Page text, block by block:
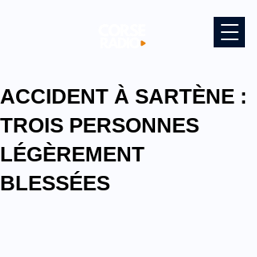
ACCIDENT À SARTÈNE :
TROIS PERSONNES
LÉGÈREMENT
BLESSÉES